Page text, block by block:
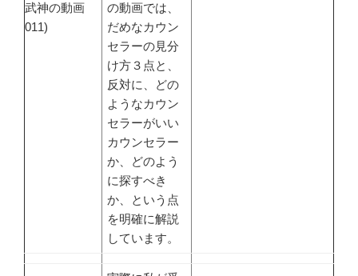
武神の動画
011)
の動画では、
だめなカウン
セラーの見分
け方３点と、
反対に、どの
ようなカウン
セラーがいい
カウンセラー
か、どのよう
に探すべき
か、という点
を明確に解説
しています。